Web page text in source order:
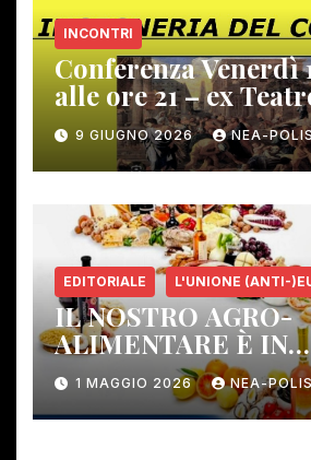
INCONTRI
Conferenza Venerdì
alle ore 21 – ex
Gambassi Terme –
9 GIUGNO 2026 NEA-
EDITORIALE L'UNIONE (ANTI-
IL NOSTRO AGRO-
ALIMENTARE È IN
PERICOLO!
1 MAGGIO 2026 NEA-POLIS